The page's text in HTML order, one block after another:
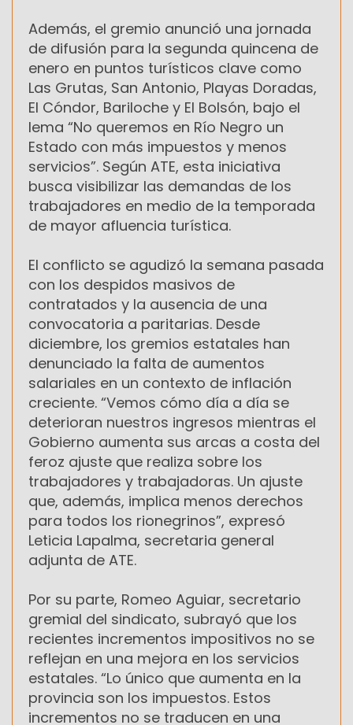
Además, el gremio anunció una jornada
de difusión para la segunda quincena de
enero en puntos turísticos clave como
Las Grutas, San Antonio, Playas Doradas,
El Cóndor, Bariloche y El Bolsón, bajo el
lema “No queremos en Río Negro un
Estado con más impuestos y menos
servicios”. Según ATE, esta iniciativa
busca visibilizar las demandas de los
trabajadores en medio de la temporada
de mayor afluencia turística.
El conflicto se agudizó la semana pasada
con los despidos masivos de
contratados y la ausencia de una
convocatoria a paritarias. Desde
diciembre, los gremios estatales han
denunciado la falta de aumentos
salariales en un contexto de inflación
creciente. “Vemos cómo día a día se
deterioran nuestros ingresos mientras el
Gobierno aumenta sus arcas a costa del
feroz ajuste que realiza sobre los
trabajadores y trabajadoras. Un ajuste
que, además, implica menos derechos
para todos los rionegrinos”, expresó
Leticia Lapalma, secretaria general
adjunta de ATE.
Por su parte, Romeo Aguiar, secretario
gremial del sindicato, subrayó que los
recientes incrementos impositivos no se
reflejan en una mejora en los servicios
estatales. “Lo único que aumenta en la
provincia son los impuestos. Estos
incrementos no se traducen en una